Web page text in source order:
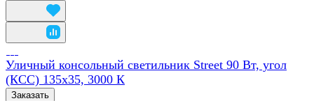
Уличный консольный светильник Street 90 Вт, угол
(КСС) 135х35, 3000 К
Заказать